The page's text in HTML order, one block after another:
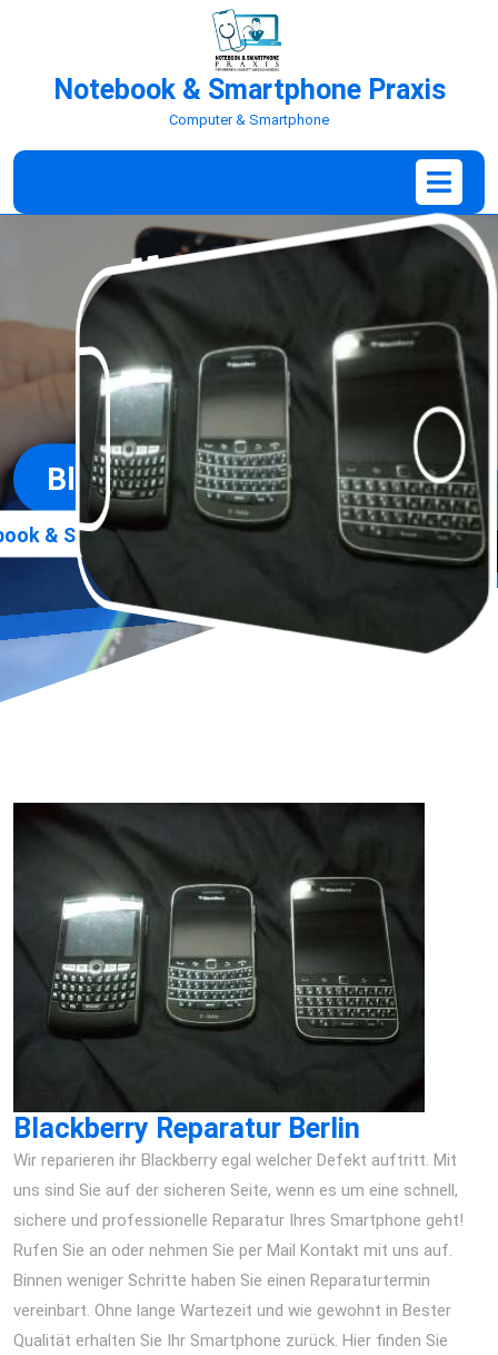
Notebook & Smartphone Praxis
Computer & Smartphone
Open
Blackberry
& Smartphone Praxis»Blackberry
Blackberry Reparatur Berlin
Wir reparieren ihr Blackberry egal welcher Defekt auftritt. Mit
uns sind Sie auf der sicheren Seite, wenn es um eine schnell,
sichere und professionelle Reparatur Ihres Smartphone geht!
Rufen Sie an oder nehmen Sie per Mail Kontakt mit uns auf.
Binnen weniger Schritte haben Sie einen Reparaturtermin
vereinbart. Ohne lange Wartezeit und wie gewohnt in Bester
Qualität erhalten Sie Ihr Smartphone zurück. Hier finden Sie